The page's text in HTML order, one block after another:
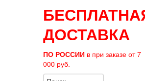
ДОСТАВКА
ПО РОССИИ в при заказе от 7
000 руб.